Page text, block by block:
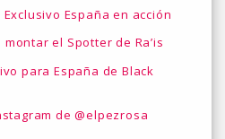
España en acción
el Spotter de Ra’is
para España de Black
de @elpezrosa